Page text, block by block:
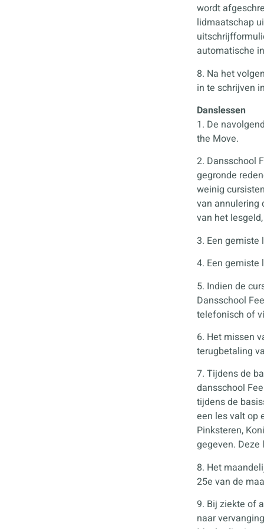
wordt
lidmaatschap
automatische
8. Na het
in te schrijven
Danslessen
1. De
the Move.
2. Dansschool
gegronde
weinig
van annulering
van het
3. Een gemiste
4. Een gemiste
5. Indien de
Dansschool
telefonisch of
6. Het missen
terugbetaling
7. Tijdens de
dansschool
tijdens de
een les valt op
Pinksteren,
gegeven. Deze
8. Het
25e van de
9. Bij ziekte of
naar